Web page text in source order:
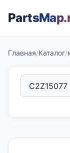
PartsMap
Главная/Каталог/